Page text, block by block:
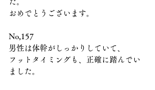
おめでとうございます。
No,157
男性は体幹がしっかりしていて、
フットタイミングも、正確に踏んでい
ました。